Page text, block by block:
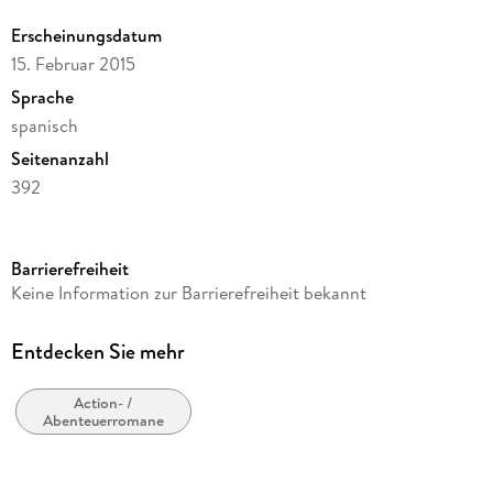
Erscheinungsdatum
15. Februar 2015
Sprache
spanisch
Seitenanzahl
392
Autor/Autorin
Übersetzung
Verlag/Hersteller
Alianza Editorial
Barrierefreiheit
Keine Information zur Barrierefreiheit bekannt
Entdecken Sie mehr
Action- /
Abenteuerromane